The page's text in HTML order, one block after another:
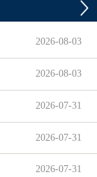
2026-08-03
2026-08-03
2026-07-31
2026-07-31
2026-07-31